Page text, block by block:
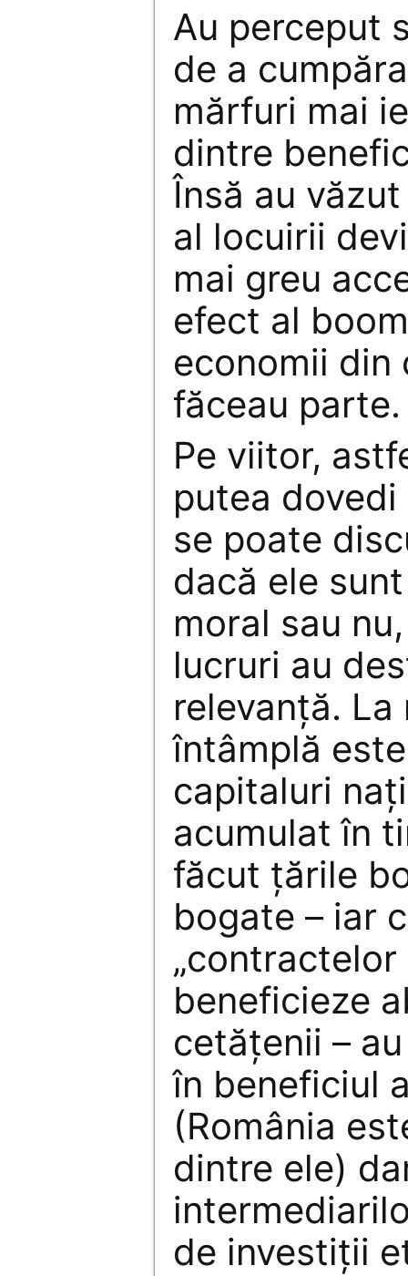
Au perceput
de a
mărfuri mai
dintre
Însă au
al locuirii
mai greu
efect al
economii din
făceau parte.
Pe viitor,
putea
se poate
dacă ele
moral sau
lucruri au
relevanță. La
întâmplă
capitaluri
acumulat în
făcut țările
bogate – iar
„contractelor
beneficieze
cetățenii –
în beneficiul
(România
dintre ele)
de investiții